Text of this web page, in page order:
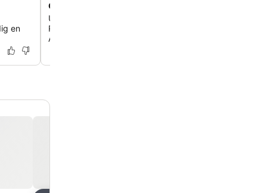
en
Centrale transportforbindelser ved Rembrandtplein
Udforsk byen nemt via det nærliggende sporvognsstop
Rembrandtplein, som giver en direkte 10-minutters
Amsterdam Centraal Station.